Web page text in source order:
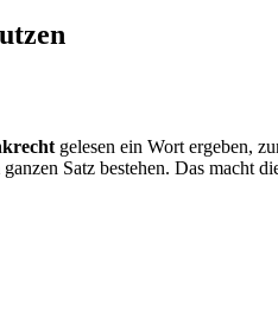
gelesen ein Wort ergeben,
Satz bestehen. Das